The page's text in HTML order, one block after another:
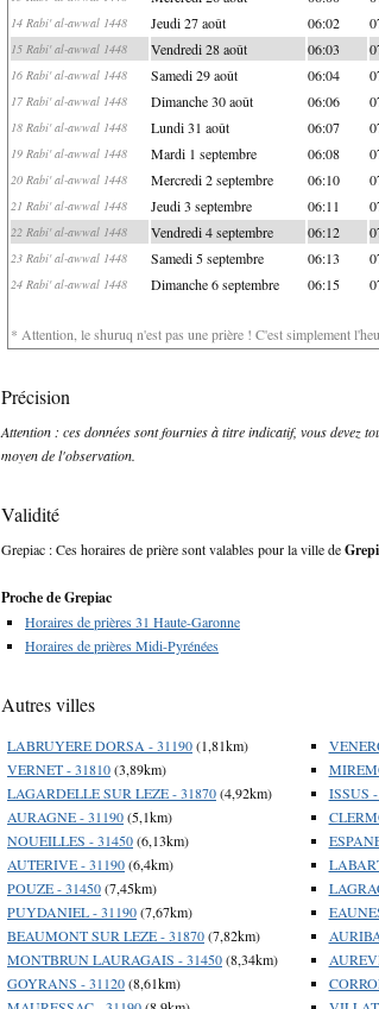
14 Rabi' al-awwal 1448 Jeudi 27 août 06:02
15 Rabi' al-awwal 1448 Vendredi 28 août 06:03
16 Rabi' al-awwal 1448 Samedi 29 août 06:04
17 Rabi' al-awwal 1448 Dimanche 30 août 06:06
18 Rabi' al-awwal 1448 Lundi 31 août 06:07
19 Rabi' al-awwal 1448 Mardi 1 septembre 06:08
20 Rabi' al-awwal 1448 Mercredi 2 septembre 06:10
21 Rabi' al-awwal 1448 Jeudi 3 septembre 06:11
22 Rabi' al-awwal 1448 Vendredi 4 septembre 06:12
23 Rabi' al-awwal 1448 Samedi 5 septembre 06:13
24 Rabi' al-awwal 1448 Dimanche 6 septembre 06:15
* Attention, le shuruq n'est pas une prière ! C'est simplement
Précision
Attention : ces données sont fournies à titre indicatif, vous devez
moyen de l'observation.
Validité
Grepiac : Ces horaires de prière sont valables pour la ville de
Proche de Grepiac
Horaires de prières 31 Haute-Garonne
Horaires de prières Midi-Pyrénées
Autres villes
LABRUYERE DORSA - 31190(1,81km)
VERNET - 31810(3,89km)
LAGARDELLE SUR LEZE - 31870(4,92km)
AURAGNE - 31190(5,1km)
NOUEILLES - 31450(6,13km)
AUTERIVE - 31190(6,4km)
POUZE - 31450(7,45km)
PUYDANIEL - 31190(7,67km)
BEAUMONT SUR LEZE - 31870(7,82km)
MONTBRUN LAURAGAIS - 31450(8,34km)
GOYRANS - 31120(8,61km)
ISSUS